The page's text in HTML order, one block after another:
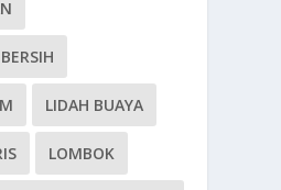
LIDAH BUAYA
LOMBOK